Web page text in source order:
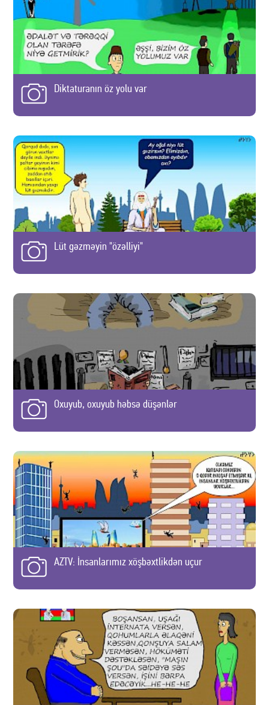
Diktaturanın öz yolu var
Lüt gəzməyin "özəlliyi"
Oxuyub, oxuyub həbsə düşənlər
AZTV: İnsanlarımız xöşbəxtlikdən uçur